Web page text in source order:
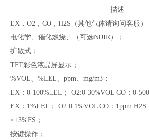
描述
EX，O2，CO，H2S（其他气体请询问客服）
电化学、催化燃烧、（可选NDIR）；
扩散式 ；
TFT彩色液晶屏显示；
%VOL、%LEL、ppm、mg/m3；
EX：0-100%LEL； O2:0-30%VOL CO：0-
EX：1%LEL； O2:0.1%VOL CO：1ppm H2S
≤±3%FS；
按键操作；